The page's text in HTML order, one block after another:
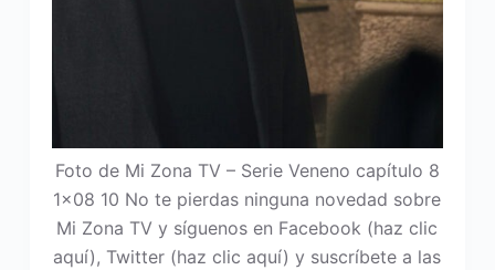
Foto de Mi Zona TV – Serie Veneno capítulo 8
1×08 10 No te pierdas ninguna novedad sobre
Mi Zona TV y síguenos en Facebook (haz clic
aquí), Twitter (haz clic aquí) y suscríbete a las